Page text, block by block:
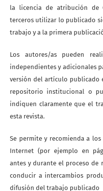
la licencia de atribución de
terceros utilizar lo publicado
trabajo y a la primera
Los autores/as pueden
independientes y adicionales
versión del artículo publicado
repositorio institucional o
indiquen claramente que el
esta revista.
Se permite y recomienda a
Internet (por ejemplo en
antes y durante el proceso de
conducir a intercambios
difusión del trabajo publicado